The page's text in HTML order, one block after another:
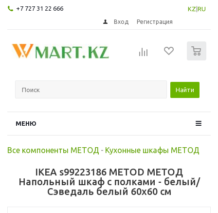
+7 727 31 22 666 KZ RU
Вход Регистрация
Найти
МЕНЮ
Все компоненты МЕТОД - Кухонные шкафы МЕТОД
IKEA s99223186 METOD МЕТОД
Напольный шкаф с полками - белый/
Сэведаль белый 60x60 см